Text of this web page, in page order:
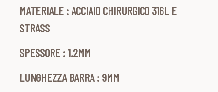
MATERIALE : ACCIAIO CHIRURGICO 316L E
STRASS
SPESSORE : 1.2MM
LUNGHEZZA BARRA : 9MM